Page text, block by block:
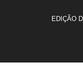
EDIÇÃO